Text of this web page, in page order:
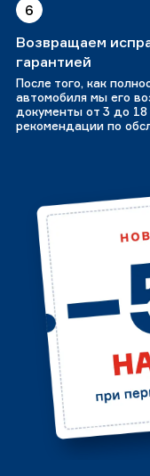
6
Возвращаем
гарантией
После того, как
автомобиля мы его
документы от 3 до
рекомендации по